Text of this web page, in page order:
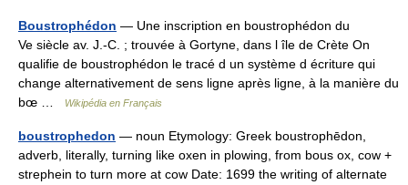
Boustrophédon — Une inscription en boustrophédon du
Ve siècle av. J.‑C. ; trouvée à Gortyne, dans l île de Crète On
qualifie de boustrophédon le tracé d un système d écriture qui
change alternativement de sens ligne après ligne, à la manière du
bœ …
Wikipédia en Français
boustrophedon — noun Etymology: Greek boustrophēdon,
adverb, literally, turning like oxen in plowing, from bous ox, cow +
strephein to turn more at cow Date: 1699 the writing of alternate